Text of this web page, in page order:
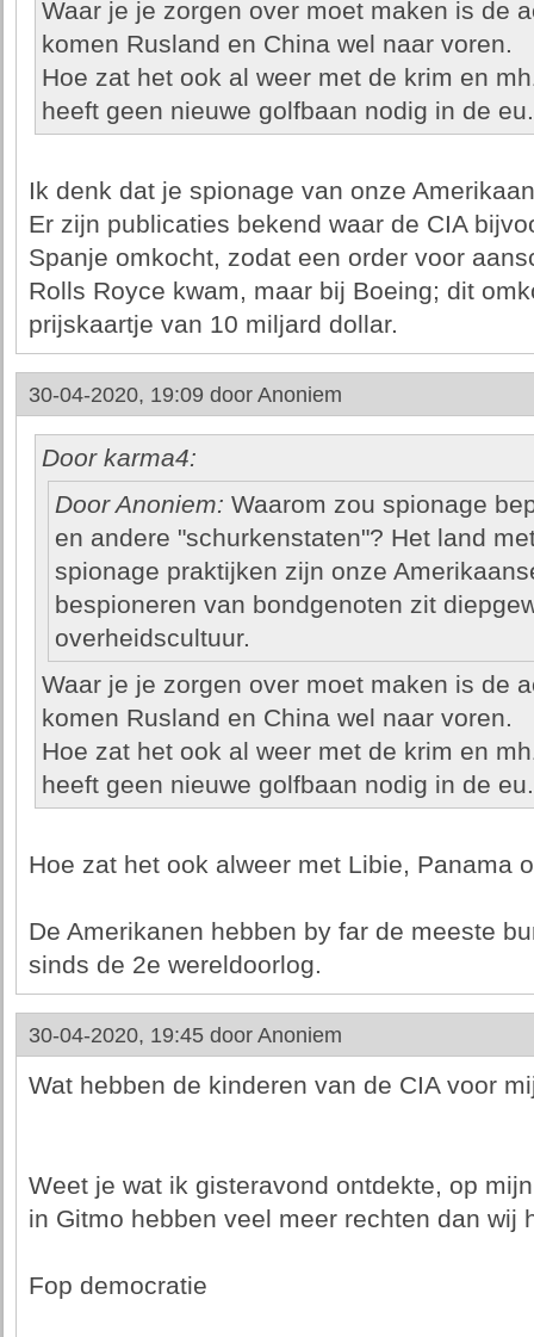
Waar je je zorgen over moet maken is de
komen Rusland en China wel naar voren.
Hoe zat het ook al weer met de krim en
heeft geen nieuwe golfbaan nodig in de eu.
Ik denk dat je spionage van onze
Er zijn publicaties bekend waar de CIA
Spanje omkocht, zodat een order voor
Rolls Royce kwam, maar bij Boeing; dit
prijskaartje van 10 miljard dollar.
30-04-2020, 19:09 door Anoniem
Door karma4:
Door Anoniem: Waarom zou spionage
en andere "schurkenstaten"? Het land
spionage praktijken zijn onze
bespioneren van bondgenoten zit
overheidscultuur.
Waar je je zorgen over moet maken is de
komen Rusland en China wel naar voren.
Hoe zat het ook al weer met de krim en
heeft geen nieuwe golfbaan nodig in de eu.
Hoe zat het ook alweer met Libie, Panama
De Amerikanen hebben by far de meeste
sinds de 2e wereldoorlog.
30-04-2020, 19:45 door Anoniem
Wat hebben de kinderen van de CIA voor
Weet je wat ik gisteravond ontdekte, op
in Gitmo hebben veel meer rechten dan wij
Fop democratie